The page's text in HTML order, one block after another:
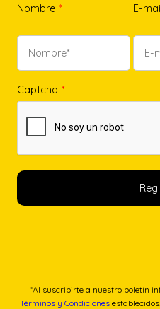
Nombre * E-
Captcha *
*Al suscribirte a nuestro boletín
Términos y Condiciones